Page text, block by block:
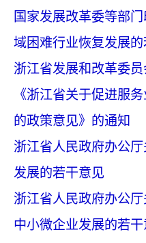
国家发展改革委等部
域困难行业恢复发展
浙江省发展和改革委
《浙江省关于促进服
的政策意见》的通知
浙江省人民政府办公
发展的若干意见
浙江省人民政府办公
中小微企业发展的若